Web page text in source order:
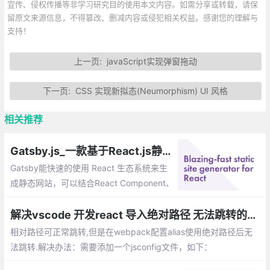
宣传、侵权传播等非学习研究目的使用本文内容。如需分享或转载，请保
留原文来源信息，不得篡改、删减内容或侵犯相关权益。感谢您的理解与
支持！
上一页: javaScript实现弹窗拖动
下一页: CSS 实现新拟态(Neumorphism) UI 风格
相关推荐
Gatsby.js_一款基于React.js静态站点生成工具
Gatsby能快速的使用 React 生态系统来生
成静态网站，可以结合React Component、
成让他更强大。
解决vscode 开发react 导入绝对路径 无法跳转的问题
相对路径可正常跳转,但是在webpack配置alias使用绝对路径后无
法跳转.解决办法：需要添加一个jsconfig文件，如下：